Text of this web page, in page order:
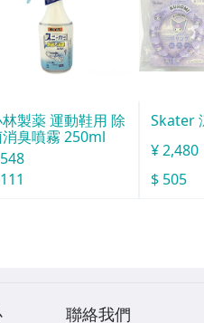
製薬 運動鞋用 除
臭噴霧 250ml
Skater
¥ 2,480
$ 505
聯絡我們